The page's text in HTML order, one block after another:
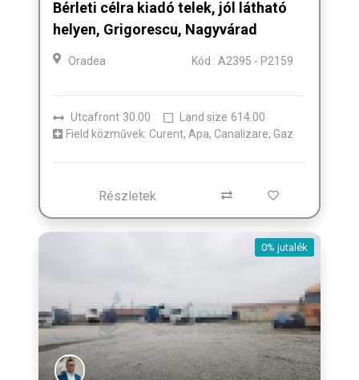
Bérleti célra kiadó telek, jól látható
helyen, Grigorescu, Nagyvárad
Oradea Kód : A2395 - P2159
Utcafront 30.00 Land size 614.00
Field közművek: Curent, Apa, Canalizare, Gaz
Részletek
0% jutalék